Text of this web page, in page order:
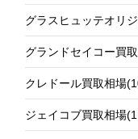
グラスヒュッテオリ
グランドセイコー買
クレドール買取相場
ジェイコブ買取相場